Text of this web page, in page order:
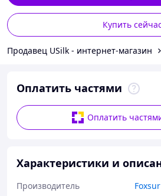
Купить
Продавец USilk - интернет-магазин
Оплатить частями
Оплатить
Характеристики и
Производитель
Foxsur